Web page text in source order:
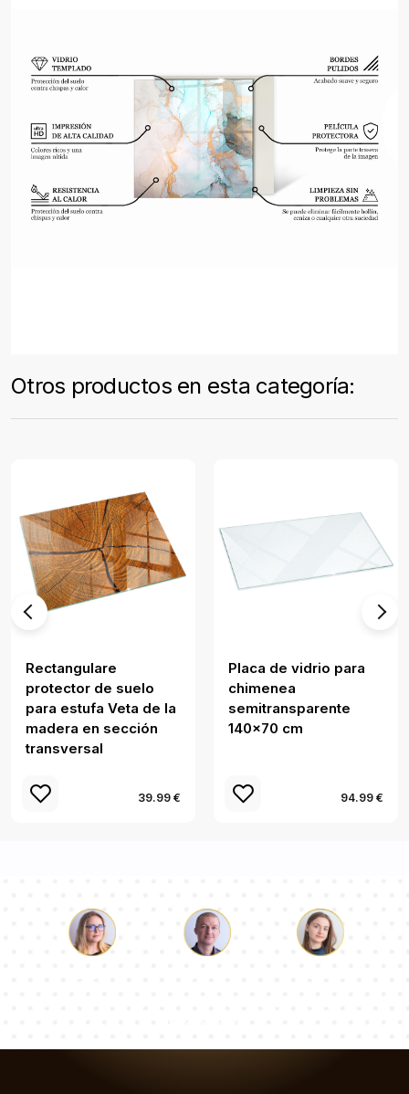
Otros productos en esta categoría:
Rectangulare
protector de suelo
para estufa Veta de la
madera en sección
transversal
39.99 €
Placa de vidrio para
chimenea
semitransparente
140x70 cm
94.99 €